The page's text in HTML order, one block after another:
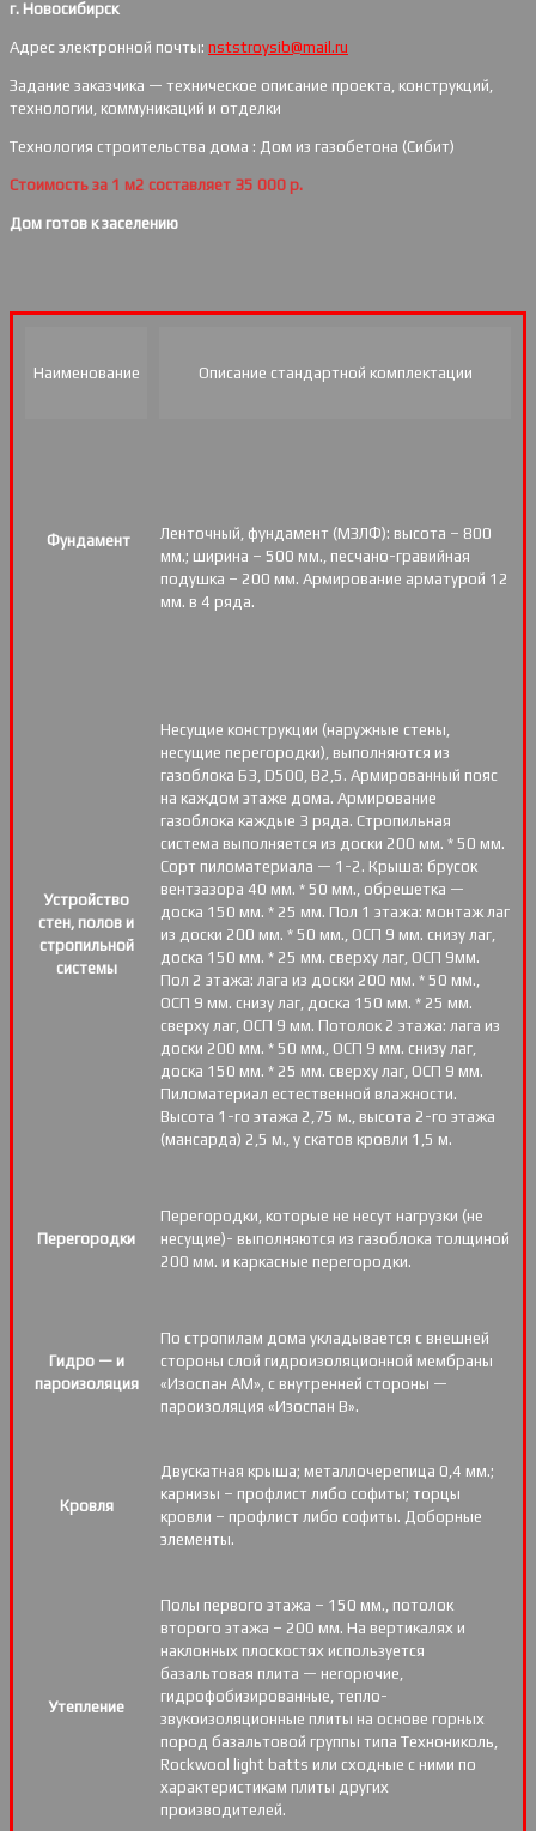
г. Новосибирск
Адрес электронной почты: nststroysib@mail.ru
Задание заказчика — техническое описание проекта, конструкций,
технологии, коммуникаций и отделки
Технология строительства дома : Дом из газобетона (Сибит)
Стоимость за 1 м2 составляет 35 000 р.
Дом готов к заселению
Наименование Описание стандартной комплектации
Фундамент
Ленточный, фундамент (МЗЛФ): высота – 800
мм.; ширина – 500 мм., песчано-гравийная
подушка – 200 мм. Армирование арматурой 12
мм. в 4 ряда.
Устройство
стен, полов и
стропильной
системы
Несущие конструкции (наружные стены,
несущие перегородки), выполняются из
газоблока Б3, D500, В2,5. Армированный пояс
на каждом этаже дома. Армирование
газоблока каждые 3 ряда. Стропильная
система выполняется из доски 200 мм. * 50 мм.
Сорт пиломатериала — 1-2. Крыша: брусок
вентзазора 40 мм. * 50 мм., обрешетка —
доска 150 мм. * 25 мм. Пол 1 этажа: монтаж лаг
из доски 200 мм. * 50 мм., ОСП 9 мм. снизу лаг,
доска 150 мм. * 25 мм. сверху лаг, ОСП 9мм.
Пол 2 этажа: лага из доски 200 мм. * 50 мм.,
ОСП 9 мм. снизу лаг, доска 150 мм. * 25 мм.
сверху лаг, ОСП 9 мм. Потолок 2 этажа: лага из
доски 200 мм. * 50 мм., ОСП 9 мм. снизу лаг,
доска 150 мм. * 25 мм. сверху лаг, ОСП 9 мм.
Пиломатериал естественной влажности.
Высота 1-го этажа 2,75 м., высота 2-го этажа
(мансарда) 2,5 м., у скатов кровли 1,5 м.
Перегородки
Перегородки, которые не несут нагрузки (не
несущие)- выполняются из газоблока толщиной
200 мм. и каркасные перегородки.
Гидро — и
пароизоляция
По стропилам дома укладывается с внешней
стороны слой гидроизоляционной мембраны
«Изоспан АМ», с внутренней стороны —
пароизоляция «Изоспан B».
Кровля
Двускатная крыша; металлочерепица 0,4 мм.;
карнизы – профлист либо софиты; торцы
кровли – профлист либо софиты. Доборные
элементы.
Утепление
Полы первого этажа – 150 мм., потолок
второго этажа – 200 мм. На вертикалях и
наклонных плоскостях используется
базальтовая плита — негорючие,
гидрофобизированные, тепло-
звукоизоляционные плиты на основе горных
пород базальтовой группы типа Технониколь,
Rockwool light batts или сходные с ними по
характеристикам плиты других
производителей.